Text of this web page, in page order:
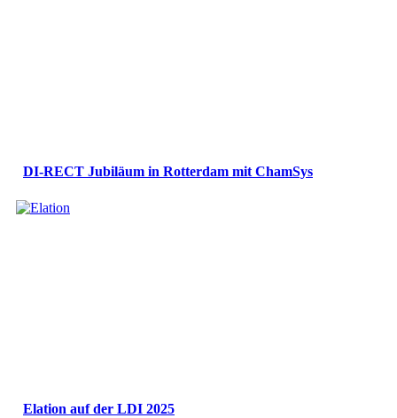
DI-RECT Jubiläum in Rotterdam mit ChamSys
Elation auf der LDI 2025